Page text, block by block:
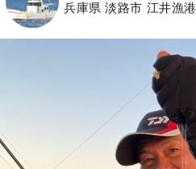
兵庫県 淡路市 江井漁港